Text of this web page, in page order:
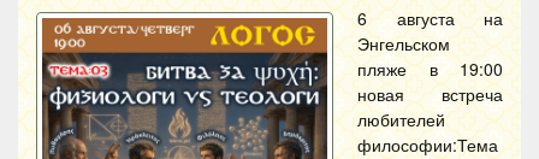
6 августа на
Энгельском
пляже в 19:00
новая встреча
любителей
философии:Тема